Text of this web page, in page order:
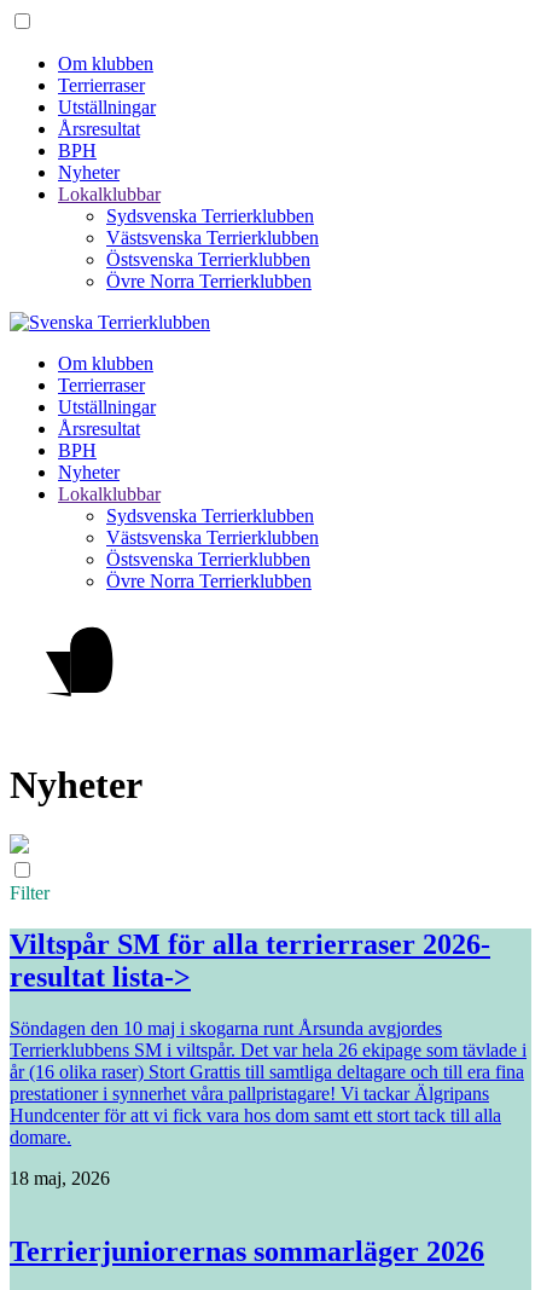
Om klubben
Terrierraser
Utställningar
Årsresultat
BPH
Nyheter
Lokalklubbar
Sydsvenska Terrierklubben
Västsvenska Terrierklubben
Östsvenska Terrierklubben
Övre Norra Terrierklubben
Om klubben
Terrierraser
Utställningar
Årsresultat
BPH
Nyheter
Lokalklubbar
Sydsvenska Terrierklubben
Västsvenska Terrierklubben
Östsvenska Terrierklubben
Övre Norra Terrierklubben
Nyheter
Filter
Viltspår SM för alla terrierraser 2026-
resultat lista->
Söndagen den 10 maj i skogarna runt Årsunda avgjordes
Terrierklubbens SM i viltspår. Det var hela 26 ekipage som tävlade i
år (16 olika raser) Stort Grattis till samtliga deltagare och till era fina
prestationer i synnerhet våra pallpristagare! Vi tackar Älgripans
Hundcenter för att vi fick vara hos dom samt ett stort tack till alla
domare.
18 maj, 2026
Terrierjuniorernas sommarläger 2026